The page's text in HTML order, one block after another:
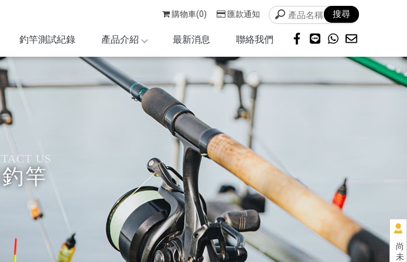
尚
未
釣竿測試紀錄 產品介紹 最新消息 聯絡我們
購物車(0) 匯款通知
竿